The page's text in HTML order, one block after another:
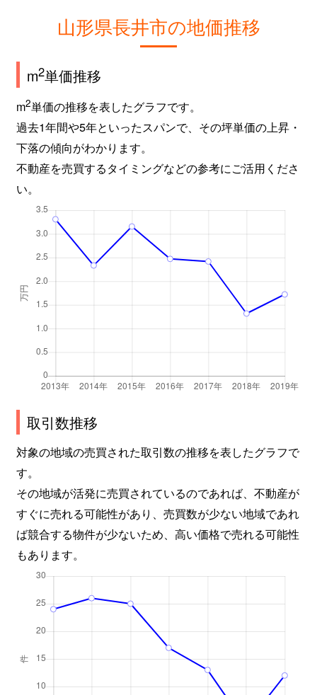
山形県長井市の地価推移
m2単価推移
m2単価の推移を表したグラフです。
過去1年間や5年といったスパンで、その坪単価の上昇・
下落の傾向がわかります。
不動産を売買するタイミングなどの参考にご活用くださ
い。
取引数推移
対象の地域の売買された取引数の推移を表したグラフで
す。
その地域が活発に売買されているのであれば、不動産が
すぐに売れる可能性があり、売買数が少ない地域であれ
ば競合する物件が少ないため、高い価格で売れる可能性
もあります。